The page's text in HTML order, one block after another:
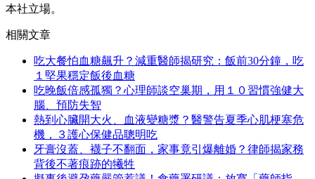
本社立場。
相關文章
吃大餐怕血糖飆升？減重醫師揭研究：飯前30分鐘，吃
１堅果穩定飯後血糖
吃晚飯倍感孤獨？心理師談空巢期，用１０習慣強健大
腦、預防失智
熱到心臟開大火、血液變糖漿？醫警告夏季心肌梗塞危
機，３護心保健品聰明吃
牙膏沒蓋、襪子不翻面，家事竟引爆離婚？律師揭家務
背後不著痕跡的犧牲